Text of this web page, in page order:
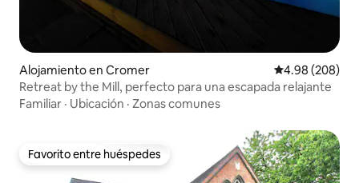
Alojamiento en Cromer Calificación
4.98 (208)
Retreat by the Mill, perfecto para una escapada relajante
Familiar · Ubicación · Zonas comunes
Favorito entre huéspedes
Favorito entre huéspedes